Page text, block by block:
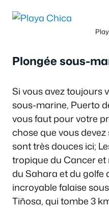
Plongée sous-
Si vous avez toujours
sous-marine, Puerto
vous faut pour votre
chose que vous
sont très douces ici;
tropique du Cancer
du Sahara et du golfe
incroyable falaise
Tiñosa, qui tombe 3